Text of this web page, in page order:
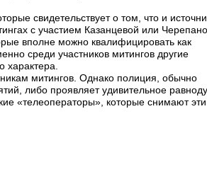
свидетельствует о том, что и
с участием Казанцевой или
вполне можно квалифицировать как
среди участников митингов другие
характера.
митингов. Однако полиция, обычно
либо проявляет удивительное
«телеоператоры», которые снимают эти